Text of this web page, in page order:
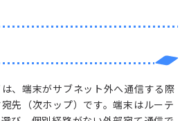
、端末がサブネット外へ通信する際
先（次ホップ）です。端末はルーテ